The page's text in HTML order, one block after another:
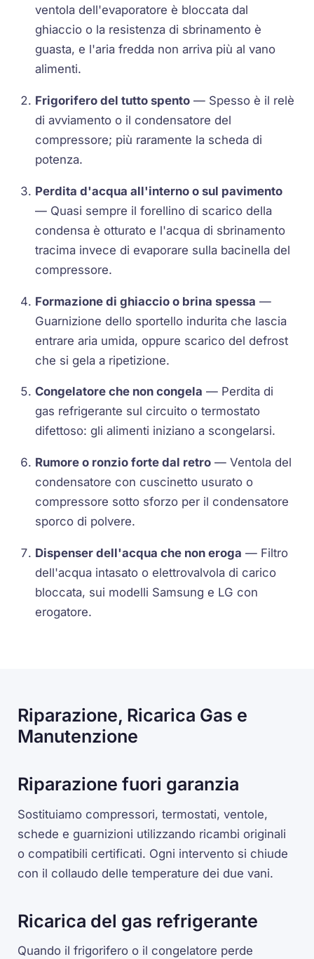
ventola dell'evaporatore è bloccata dal
ghiaccio o la resistenza di sbrinamento è
guasta, e l'aria fredda non arriva più al vano
alimenti.
Frigorifero del tutto spento — Spesso è il relè
di avviamento o il condensatore del
compressore; più raramente la scheda di
potenza.
Perdita d'acqua all'interno o sul pavimento
— Quasi sempre il forellino di scarico della
condensa è otturato e l'acqua di sbrinamento
tracima invece di evaporare sulla bacinella del
compressore.
Formazione di ghiaccio o brina spessa —
Guarnizione dello sportello indurita che lascia
entrare aria umida, oppure scarico del defrost
che si gela a ripetizione.
Congelatore che non congela — Perdita di
gas refrigerante sul circuito o termostato
difettoso: gli alimenti iniziano a scongelarsi.
Rumore o ronzio forte dal retro — Ventola del
condensatore con cuscinetto usurato o
compressore sotto sforzo per il condensatore
sporco di polvere.
Dispenser dell'acqua che non eroga — Filtro
dell'acqua intasato o elettrovalvola di carico
bloccata, sui modelli Samsung e LG con
erogatore.
Riparazione, Ricarica Gas e
Manutenzione
Riparazione fuori garanzia
Sostituiamo compressori, termostati, ventole,
schede e guarnizioni utilizzando ricambi originali
o compatibili certificati. Ogni intervento si chiude
con il collaudo delle temperature dei due vani.
Ricarica del gas refrigerante
Quando il frigorifero o il congelatore perde